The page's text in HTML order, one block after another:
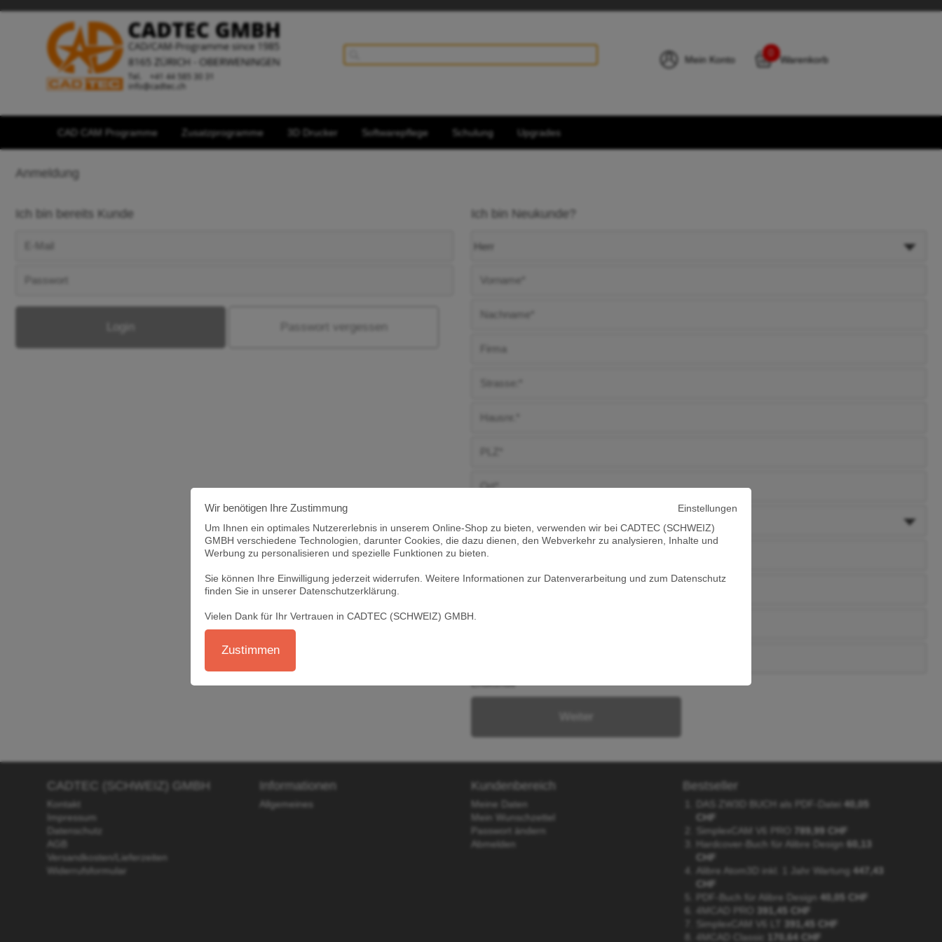
Wir benötigen Ihre Zustimmung
Einstellungen
Um Ihnen ein optimales Nutzererlebnis in unserem Online-Shop zu bieten, verwenden wir bei CADTEC (SCHWEIZ)
GMBH verschiedene Technologien, darunter Cookies, die dazu dienen, den Webverkehr zu analysieren, Inhalte und
Werbung zu personalisieren und spezielle Funktionen zu bieten.
Sie können Ihre Einwilligung jederzeit widerrufen. Weitere Informationen zur Datenverarbeitung und zum Datenschutz
finden Sie in unserer Datenschutzerklärung.
Vielen Dank für Ihr Vertrauen in CADTEC (SCHWEIZ) GMBH.
Zustimmen
Mein Konto Warenkorb
CAD CAM Programme Zusatzprogramme 3D Drucker Softwarepflege Schulung Upgrades
Anmeldung
Ich bin bereits Kunde
Passwort vergessen
Ich bin Neukunde?
Endkunde
CADTEC (SCHWEIZ) GMBH
Kontakt
Impressum
Datenschutz
Versandkosten/Lieferzeiten
Widerrufsformular
Informationen
Allgemeines
Kundenbereich
Meine Daten
Mein Wunschzettel
Passwort ändern
Abmelden
Bestseller
DAS ZW3D BUCH als PDF-Datei 40,05
CHF
SimplexCAM V6 PRO
789,99 CHF
Hardcover-Buch für Alibre Design 60,13
CHF
Alibre Atom3D inkl. 1 Jahr Wartung 447,43
CHF
PDF-Buch für Alibre Design 40,05 CHF
391,45 CHF
SimplexCAM V6 LT
391,45 CHF
4MCAD Classic
170,64 CHF